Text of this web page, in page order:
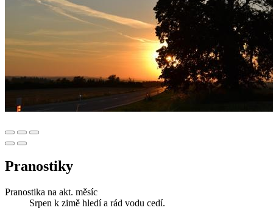
Pranostiky
Pranostika na akt. měsíc
Srpen k zimě hledí a rád vodu cedí.